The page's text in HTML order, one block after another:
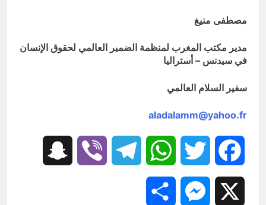
مصطفى منيغ
مدير مكتب المغرب لمنظمة الضمير العالمي لحقوق الإنسان
في سيدنس – أستراليا
سفير السلام العالمي
aladalamm@yahoo.fr
Facebook
Twitter
WhatsApp
Telegram
Viber
Messenger